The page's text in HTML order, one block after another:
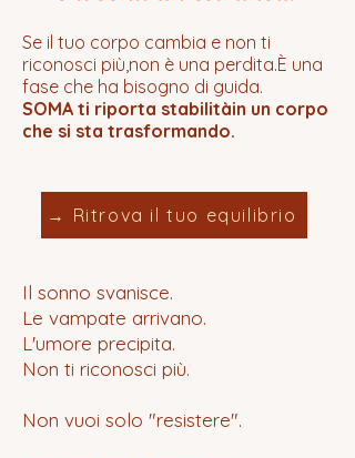
Se il tuo corpo cambia e non ti
riconosci più,non è una perdita.È una
fase che ha bisogno di guida.
SOMA ti riporta stabilitàin un corpo
che si sta trasformando.
→ Ritrova il tuo equilibrio
Il sonno svanisce.
Le vampate arrivano.
L'umore precipita.
Non ti riconosci più.
Non vuoi solo "resistere".